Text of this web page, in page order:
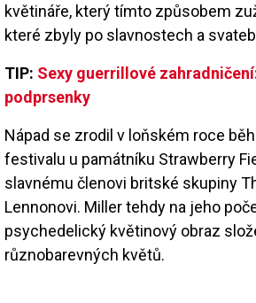
květináře, který tímto způsobem
které zbyly po slavnostech a
TIP: Sexy guerrillové
podprsenky
Nápad se zrodil v loňském roce
festivalu u památníku Strawberry
slavnému členovi britské skupiny
Lennonovi. Miller tehdy na jeho
psychedelický květinový obraz
různobarevných květů.